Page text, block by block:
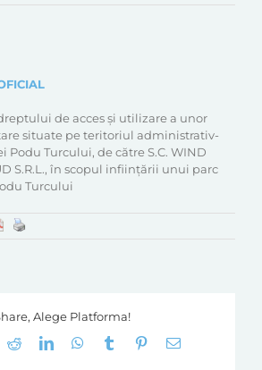
de acces și utilizare a unor
situate pe teritoriul administrativ-
Turcului, de către S.C. WIND
S.R.L., în scopul inființării unui parc
Turcului
Alege Platforma!
RedditLinkedInWhatsApp
Tumblr Pinterest
E-